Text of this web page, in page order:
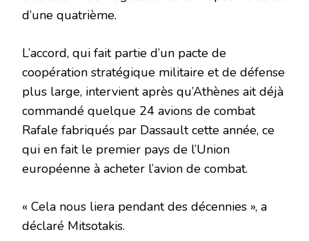
d’une quatrième.
L’accord, qui fait partie d’un pacte de
coopération stratégique militaire et de défense
plus large, intervient après qu’Athènes ait déjà
commandé quelque 24 avions de combat
Rafale fabriqués par Dassault cette année, ce
qui en fait le premier pays de l’Union
européenne à acheter l’avion de combat.
« Cela nous liera pendant des décennies », a
déclaré Mitsotakis.